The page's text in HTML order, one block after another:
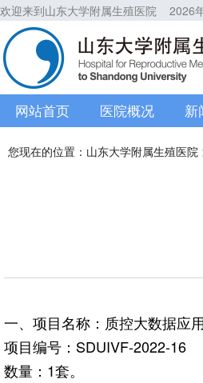
欢迎来到山东大学附属生殖医院 2026
网站首页 医院概况 新
您现在的位置： 山东大学附属生殖医院
一、项目名称：质控大数据应
项目编号：SDUIVF-2022-16
数量：1套。